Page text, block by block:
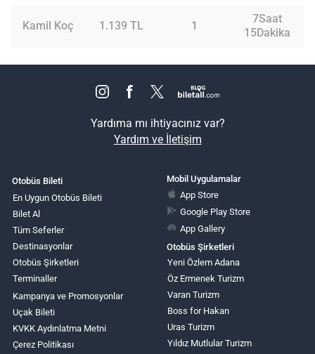
Kamil Koç 1.139 TL 1
7Saat
15Dakika
Yardıma mı ihtiyacınız var?
Yardım ve İletişim
Otobüs Bileti
En Uygun Otobüs Bileti
Bilet Al
Tüm Seferler
Destinasyonlar
Otobüs Şirketleri
Terminaller
Kampanya ve Promosyonlar
Uçak Bileti
KVKK Aydınlatma Metni
Çerez Politikası
Mobil Uygulamalar
App Store
Google Play Store
App Gallery
Otobüs Şirketleri
Yeni Özlem Adana
Öz Ermenek Turizm
Varan Turizm
Boss for Hakan
Uras Turizm
Yıldız Mutlular Turizm